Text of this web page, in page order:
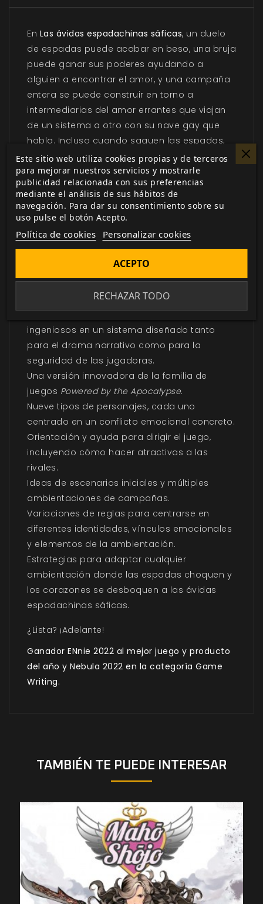
En Las ávidas espadachinas sáficas, un duelo
de espadas puede acabar en beso, una bruja
puede ganar sus poderes ayudando a
alguien a encontrar el amor, y una campaña
entera se puede construir en torno a
intermediarias del amor errantes que viajan
de un sistema a otro con su nave gay que
habla. Incluso cuando saquen las espadas,
tienen el potencial de crear vínculos más
profundos de lo que nadie habría imaginado.
Las ávidas espadachinas sáficascelebra el
amor, el empoderamiento y la existencia de
las personas queer. Si te gustan los juegos de
rol y las lesbianas caóticas incomprendidas
con espadas, estás en el lugar adecuado.
En este libro encontrarás:
Coqueteo, lucha con espadas y comentarios
ingeniosos en un sistema diseñado tanto
para el drama narrativo como para la
seguridad de las jugadoras.
Una versión innovadora de la familia de
juegos Powered by the Apocalypse.
Nueve tipos de personajes, cada uno
centrado en un conflicto emocional concreto.
Orientación y ayuda para dirigir el juego,
incluyendo cómo hacer atractivas a las
rivales.
Ideas de escenarios iniciales y múltiples
ambientaciones de campañas.
Variaciones de reglas para centrarse en
diferentes identidades, vínculos emocionales
y elementos de la ambientación.
Estrategias para adaptar cualquier
ambientación donde las espadas choquen y
los corazones se desboquen a las ávidas
espadachinas sáficas.
¿Lista? ¡Adelante!
Ganador ENnie 2022 al mejor juego y producto
del año y Nebula 2022 en la categoría Game
Writing.
TAMBIÉN TE PUEDE INTERESAR
Este sitio web utiliza cookies propias y de terceros
para mejorar nuestros servicios y mostrarle
publicidad relacionada con sus preferencias
mediante el análisis de sus hábitos de
navegación. Para dar su consentimiento sobre su
uso pulse el botón Acepto.
Política de cookies Personalizar cookies
RECHAZAR TODO
ACEPTO